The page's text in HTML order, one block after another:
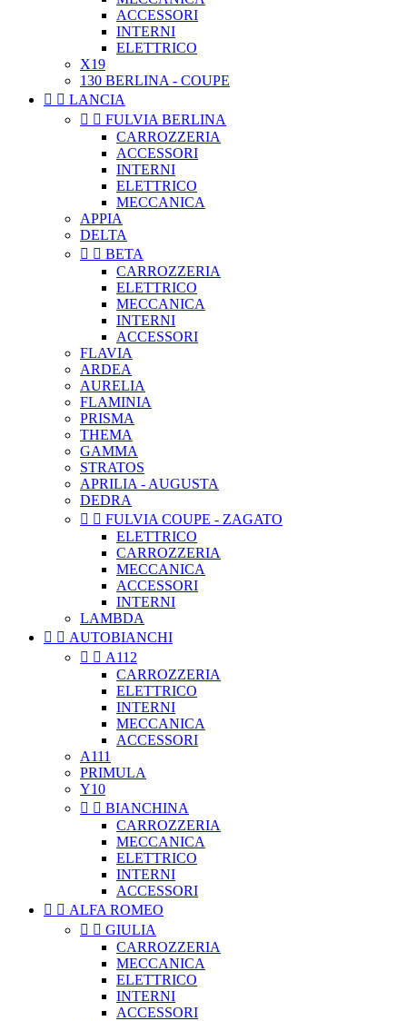
ACCESSORI
INTERNI
ELETTRICO
X19
130 BERLINA - COUPE
  LANCIA
  FULVIA BERLINA
CARROZZERIA
ACCESSORI
INTERNI
ELETTRICO
MECCANICA
APPIA
DELTA
  BETA
CARROZZERIA
ELETTRICO
MECCANICA
INTERNI
ACCESSORI
FLAVIA
ARDEA
AURELIA
FLAMINIA
PRISMA
THEMA
GAMMA
STRATOS
APRILIA - AUGUSTA
DEDRA
  FULVIA COUPE - ZAGATO
ELETTRICO
CARROZZERIA
MECCANICA
ACCESSORI
INTERNI
LAMBDA
  AUTOBIANCHI
  A112
CARROZZERIA
ELETTRICO
INTERNI
MECCANICA
ACCESSORI
A111
PRIMULA
Y10
  BIANCHINA
CARROZZERIA
MECCANICA
ELETTRICO
INTERNI
ACCESSORI
  ALFA ROMEO
  GIULIA
CARROZZERIA
MECCANICA
ELETTRICO
INTERNI
ACCESSORI